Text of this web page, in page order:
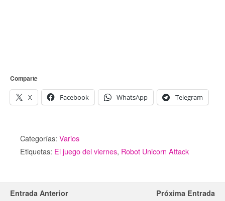
Comparte
X Facebook WhatsApp Telegram
Categorías: Varios
Etiquetas: El juego del viernes, Robot Unicorn Attack
Entrada Anterior Próxima Entrada